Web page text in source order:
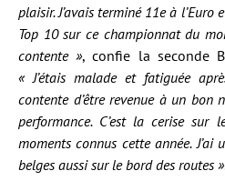
plaisir. J’avais terminé 11e à l’Euro
Top 10 sur ce championnat du
contente », confie la seconde
« J’étais malade et fatiguée
contente d’être revenue à un bon
performance. C’est la cerise sur
moments connus cette année.
belges aussi sur le bord des routes »